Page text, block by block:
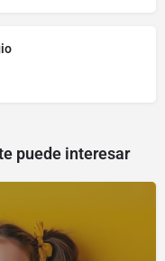
puede interesar